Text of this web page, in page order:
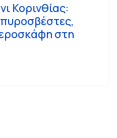
Κορινθίας:
στη